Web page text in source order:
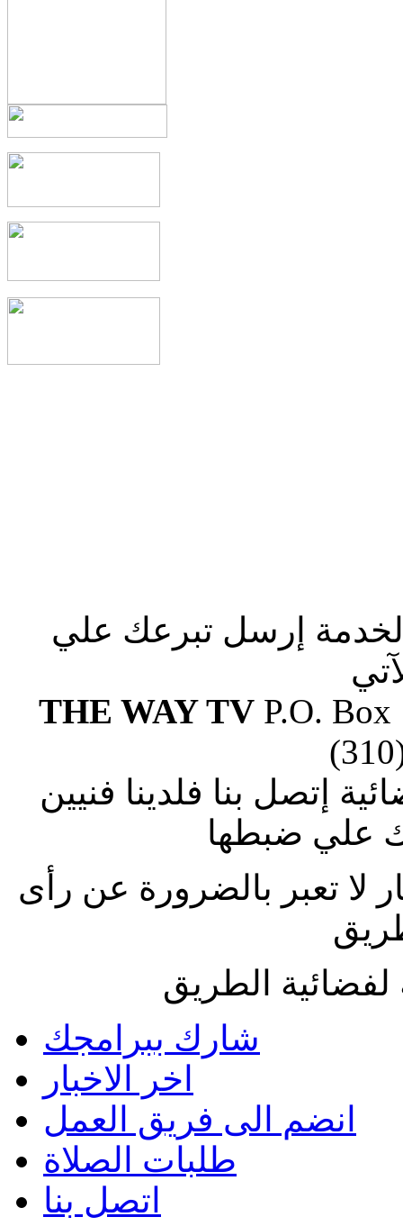
إرسل تبرعك علي
THE WAY TVP.O. Box
إتصل بنا فلدينا فنيين
علي ضبطها
لا تعبر بالضرورة عن رأى
الطريق
شارك ببرامجك
اخر الاخبار
انضم الى فريق العمل
طلبات الصلاة
اتصل بنا